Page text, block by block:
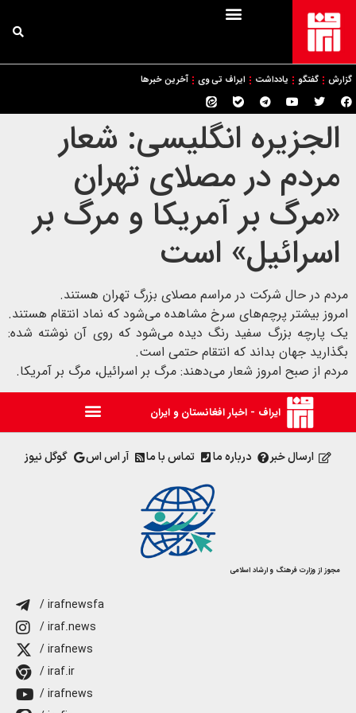
گزارش گفتگو یادداشت ایراف تی وی آخرین خبرها
الجزیره انگلیسی: شعار
مردم در مصلای تهران
«مرگ بر آمریکا و مرگ بر
اسرائیل» است
مردم در حال شرکت در مراسم مصلای بزرگ تهران هستند.
امروز بیشتر پرچم‌های سرخ مشاهده می‌شود که نماد انتقام هستند.
یک پارچه بزرگ سفید رنگ دیده می‌شود که روی آن نوشته شده:
بگذارید جهان بداند که انتقام حتمی است.
مردم از صبح امروز شعار می‌دهند: مرگ بر اسرائیل، مرگ بر آمریکا.
ایراف - اخبار افغانستان و ایران
ارسال خبر درباره ما تماس با ما آر اس اس گوگل نیوز
مجوز از وزارت فرهنگ و ارشاد اسلامی
/ irafnewsfa
/ iraf.news
/ irafnews
/ iraf.ir
/ irafnews